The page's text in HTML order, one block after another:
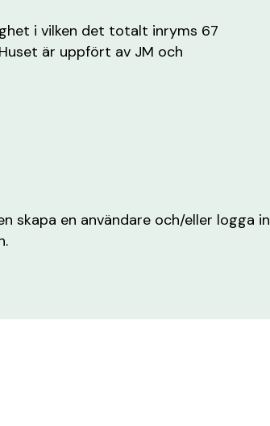
i vilken det totalt inryms 67
är uppfört av JM och
skapa en användare och/eller logga in